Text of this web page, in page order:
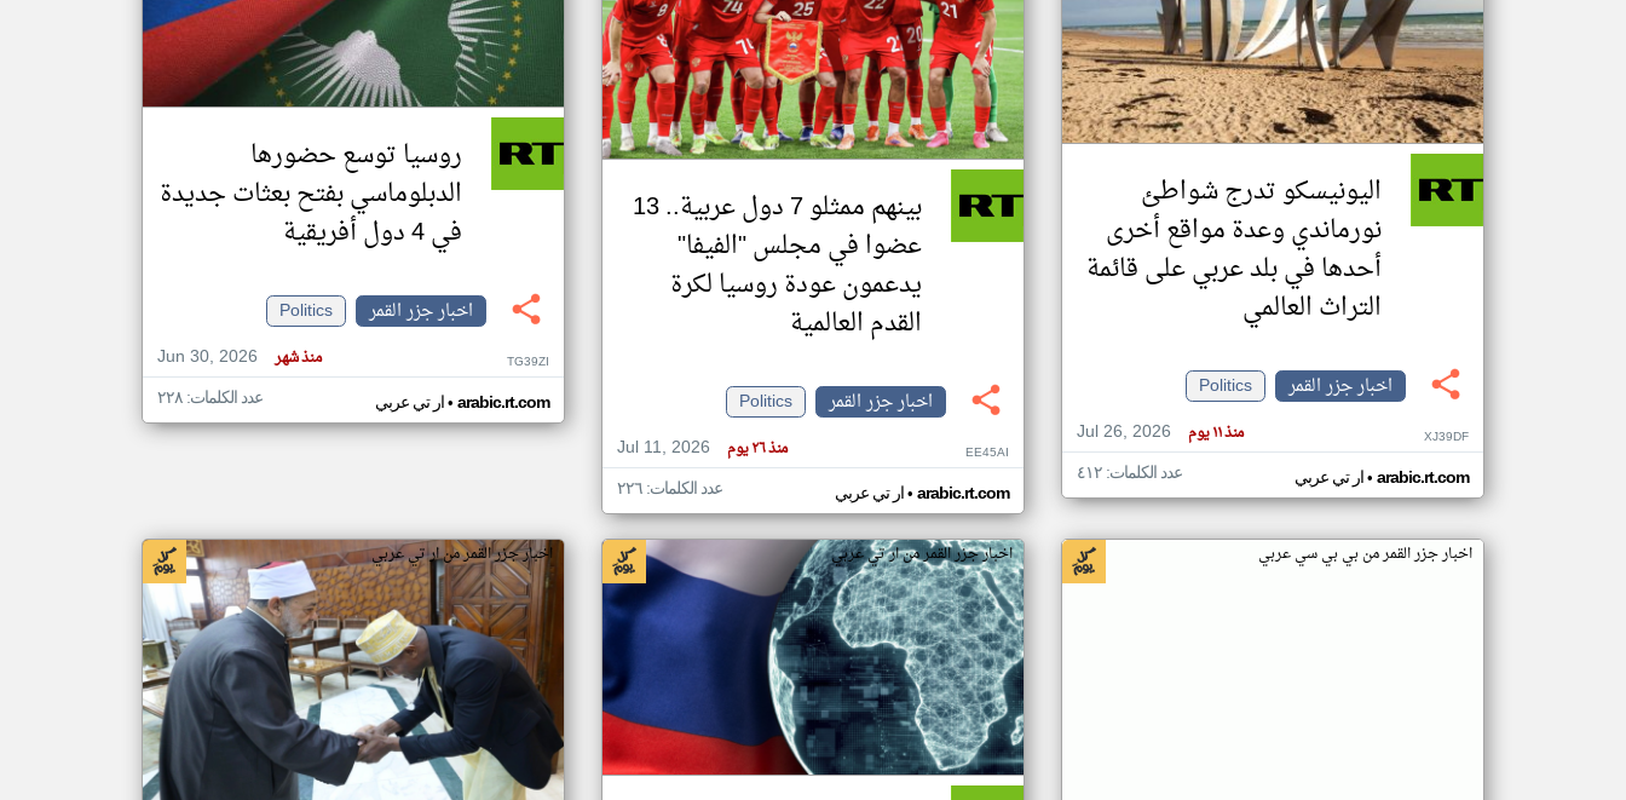
تغيير الدولة
اخبار جزر القمر على مدار الساعة
أهم اخبار جزر القمر العاجلة والمباشرة
اليونيسكو تدرج شواطئ
نورماندي وعدة مواقع أخرى
أحدها في بلد عربي على قائمة
التراث العالمي
اخبار جزر القمر
Politics
Jul 26, 2026
منذ ١١ يوم XJ39DF
ار تي عربي• arabic.rt.com عدد الكلمات: ٤١٢
بينهم ممثلو 7 دول عربية.. 13
عضوا في مجلس "الفيفا"
يدعمون عودة روسيا لكرة
القدم العالمية
اخبار جزر القمر
Politics
Jul 11, 2026
منذ ٢٦ يوم EE45AI
ار تي عربي• arabic.rt.com عدد الكلمات: ٢٢٦
روسيا توسع حضورها
الدبلوماسي بفتح بعثات جديدة
في 4 دول أفريقية
اخبار جزر القمر
Politics
Jun 30, 2026
منذ شهر TG39ZI
ار تي عربي• arabic.rt.com عدد الكلمات: ٢٢٨
اخبار جزر القمر من بي بي سي عربي اخبار جزر القمر من ار تي عربي اخبار جزر القمر من ار تي عربي
klyoum.com